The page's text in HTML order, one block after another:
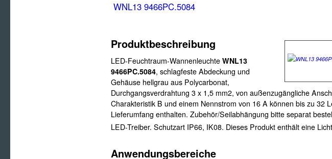
WNL13 9466PC.5084
Produktbeschreibung
LED-Feuchtraum-Wannenleuchte WNL13
9466PC.5084, schlagfeste Abdeckung und
Gehäuse hellgrau aus Polycarbonat,
Durchgangsverdrahtung 3 x 1,5 mm2, von außenzugängliche
Charakteristik B und einem Nennstrom von 16 A können bis zu 32
Lieferumfang enthalten. Zubehör/Seilabhängung bitte separat
LED-Treiber. Schutzart IP66, IK08. Dieses Produkt enthält eine
Anwendungsbereiche